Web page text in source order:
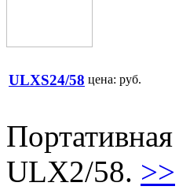
ULXS24/58 цена: руб.
ULX2/58. >>